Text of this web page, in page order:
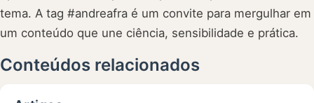
tema. A tag #andreafra é um convite para mergulhar em
um conteúdo que une ciência, sensibilidade e prática.
Conteúdos relacionados